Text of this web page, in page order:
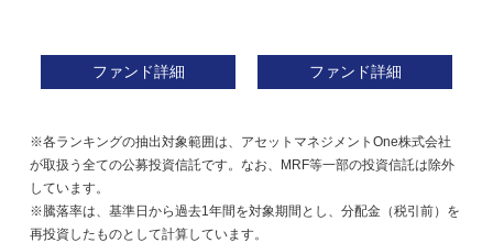
ファンド詳細 ファンド詳細
※各ランキングの抽出対象範囲は、アセットマネジメントOne株式会社
が取扱う全ての公募投資信託です。なお、MRF等一部の投資信託は除外
しています。
※騰落率は、基準日から過去1年間を対象期間とし、分配金（税引前）を
再投資したものとして計算しています。